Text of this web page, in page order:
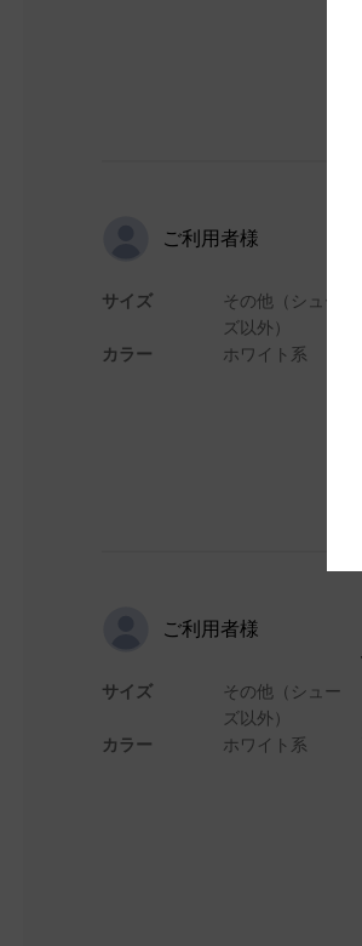
ご利用者様
サイズ
カラー
その他（シュー
ズ以外）
ホワイト系
ご利用者様
サイズ
カラー
その他（シュー
ズ以外）
ホワイト系